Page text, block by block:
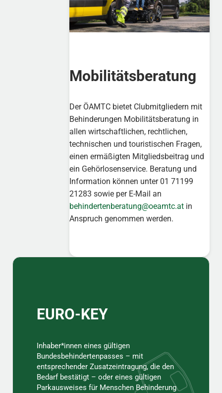
Mobilitätsberatung
Der ÖAMTC bietet Clubmitgliedern mit
Behinderungen Mobilitätsberatung in
allen wirtschaftlichen, rechtlichen,
technischen und touristischen Fragen,
einen ermäßigten Mitgliedsbeitrag und
ein Gehörlosenservice. Beratung und
Information können unter 01 71199
21283 sowie per E-Mail an
behindertenberatung@oeamtc.at in
Anspruch genommen werden.
Sidebar
EURO-KEY
Inhaber*innen eines gültigen
Bundesbehindertenpasses – mit
entsprechender Zusatzeintragung, die den
Bedarf bestätigt – oder eines gültigen
Parkausweises für Menschen Behinderung